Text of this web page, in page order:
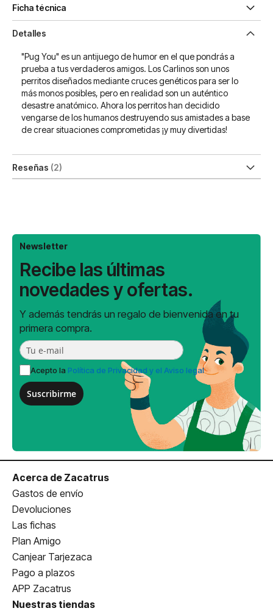
Ficha técnica
Detalles
"Pug You" es un antijuego de humor en el que pondrás a
prueba a tus verdaderos amigos. Los Carlinos son unos
perritos diseñados mediante cruces genéticos para ser lo
más monos posibles, pero en realidad son un auténtico
desastre anatómico. Ahora los perritos han decidido
vengarse de los humanos destruyendo sus amistades a base
de crear situaciones comprometidas ¡y muy divertidas!
Reseñas 2
Newsletter
Recibe las últimas
novedades y ofertas.
Y además tendrás un regalo de bienvenida en tu
primera compra.
Acepto la Política de Privacidad y el Aviso legal
Suscribirme
Acerca de Zacatrus
Gastos de envío
Devoluciones
Las fichas
Plan Amigo
Canjear Tarjezaca
Pago a plazos
APP Zacatrus
Nuestras tiendas